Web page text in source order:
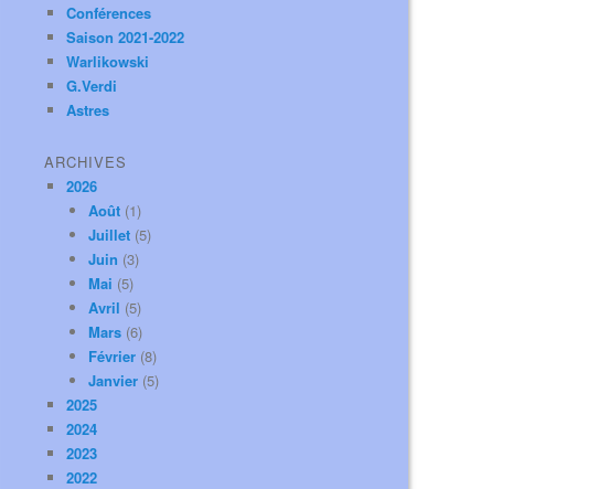
Conférences
Saison 2021-2022
Warlikowski
G.Verdi
Astres
ARCHIVES
2026
Août (1)
Juillet (5)
Juin (3)
Mai (5)
Avril (5)
Mars (6)
Février (8)
Janvier (5)
2025
2024
2023
2022